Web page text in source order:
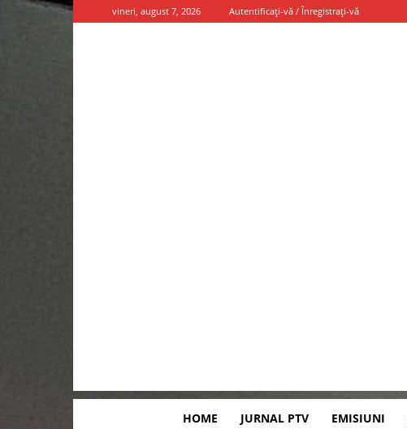
vineri, august 7, 2026 Autentificați-vă / Înregistrați-vă
HOME JURNAL PTV EMISIUNI